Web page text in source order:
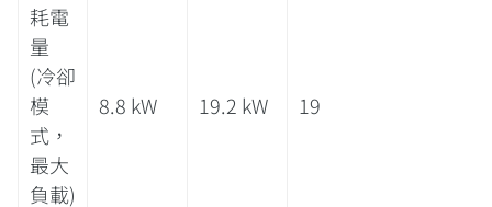
耗電
量
(冷卻
模
式，
最大
負載)
8.8 kW 19.2 kW 19.2 kW